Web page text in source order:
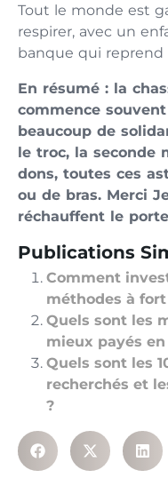
Tout le monde est
respirer, avec un
banque qui reprend
En résumé : la
commence
beaucoup de
le troc, la seconde
dons, toutes ces
ou de bras. Merci
réchauffent le
Publications
Comment
méthodes à
Quels sont les
mieux payés en
Quels sont les
recherchés et
?